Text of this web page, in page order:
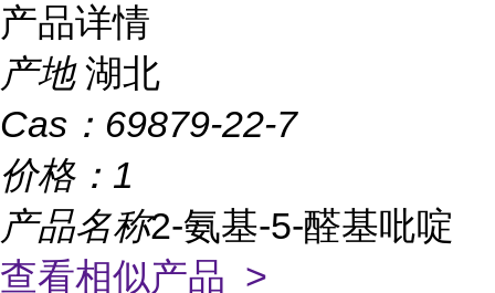
产品详情
产地 湖北
Cas： 69879-22-7
价格： 1
产品名称2-氨基-5-醛基吡啶
查看相似产品 >